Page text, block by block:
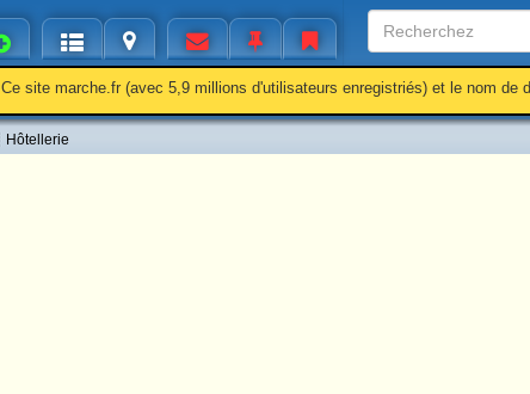
Ce site marche.fr (avec 5,9 millions d'utilisateurs enregistriés) et le nom de
Hôtellerie